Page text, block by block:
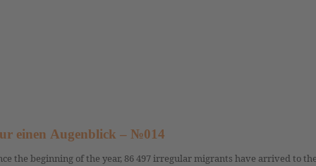
einen Augenblick – №014
the beginning of the year, 86 497 irregular migrants have arrived to